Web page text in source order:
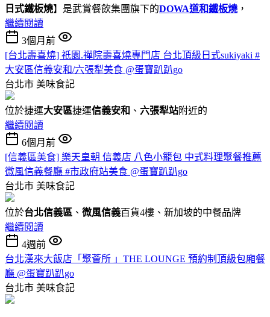
日式鐵板燒】是武賞餐飲集團旗下的DOWA道和鐵板燒 ，
繼續閱讀
3個月前
[台北壽喜燒] 祇園.禪院壽喜燒專門店 台北頂級日式sukiyaki #
大安區信義安和/六張犁美食 @蛋寶趴趴go
台北市 美味食記
位於捷運大安區捷運信義安和 、 六張犁站附近的
繼續閱讀
6個月前
[信義區美食] 樂天皇朝 信義店 八色小籠包 中式料理聚餐推薦
微風信義餐廳 #市政府站美食 @蛋寶趴趴go
台北市 美味食記
位於台北信義區 、 微風信義百貨4樓、新加坡的中餐品牌
繼續閱讀
4週前
台北漢來大飯店「聚薈所 」THE LOUNGE 預約制頂級包廂餐
廳 @蛋寶趴趴go
台北市 美味食記